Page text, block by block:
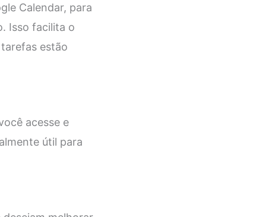
Calendar, para
Isso facilita o
estão
acesse e
útil para